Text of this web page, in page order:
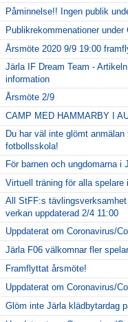
Påminnelse!! Ingen publik
Publikrekommenationer under
Årsmöte 2020 9/9 19:00
Järla IF Dream Team -
information
Årsmöte 2/9
CAMP MED HAMMARBY I
Du har väl inte glömt
fotbollsskola!
För barnen och ungdomarna i
Virtuell träning för alla spelare
All StFF:s
verkan uppdaterad 2/4 11:00
Uppdaterat om Coronavirus/
Järla F06 välkomnar fler
Framflyttat årsmöte!
Uppdaterat om Coronavirus/
Glöm inte Järla klädbytardag